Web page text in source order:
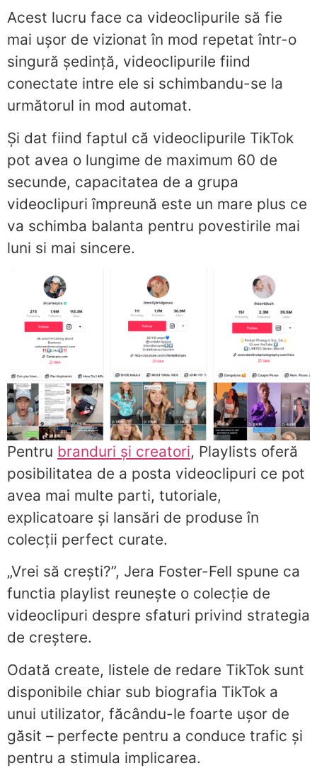
Acest lucru face ca videoclipurile să fie
mai ușor de vizionat în mod repetat într-o
singură ședință, videoclipurile fiind
conectate intre ele si schimbandu-se la
următorul in mod automat.
Și dat fiind faptul că videoclipurile TikTok
pot avea o lungime de maximum 60 de
secunde, capacitatea de a grupa
videoclipuri împreună este un mare plus ce
va schimba balanta pentru povestirile mai
luni si mai sincere.
Pentru branduri și creatori, Playlists oferă
posibilitatea de a posta videoclipuri ce pot
avea mai multe parti, tutoriale,
explicatoare și lansări de produse în
colecții perfect curate.
„Vrei să crești?”, Jera Foster-Fell spune ca
functia playlist reunește o colecție de
videoclipuri despre sfaturi privind strategia
de creștere.
Odată create, listele de redare TikTok sunt
disponibile chiar sub biografia TikTok a
unui utilizator, făcându-le foarte ușor de
găsit – perfecte pentru a conduce trafic și
pentru a stimula implicarea.